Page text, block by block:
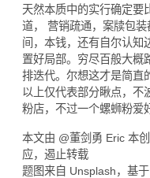
天然本质中的实行确定要
道， 营销疏通，案牍包
间，本钱，还有自尔认知
置好局部。穷尽百般大概
排迭代。尔想这才是简直
以上仅代表部分瞅点，不
粉店，不过一个螺蛳粉爱
本文由 @董剑勇 Eric 本
应，遏止转载
题图来自 Unsplash，基